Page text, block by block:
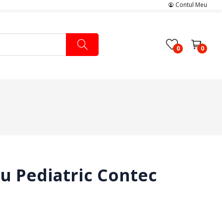
Contul Meu
0 0
Pediatric Contec